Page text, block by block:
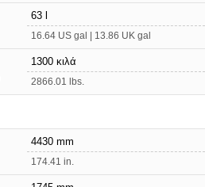
63 l
16.64 US gal | 13.86 UK gal
1300 κιλά
2866.01 lbs.
4430 mm
174.41 in.